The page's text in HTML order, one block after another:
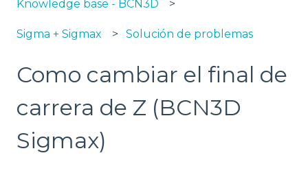
Knowledge base - BCN3D
Sigma + Sigmax Solución de problemas
Como cambiar el final de
carrera de Z (BCN3D
Sigmax)